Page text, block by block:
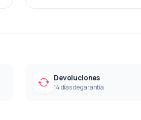
Devoluciones
14 días de garantía